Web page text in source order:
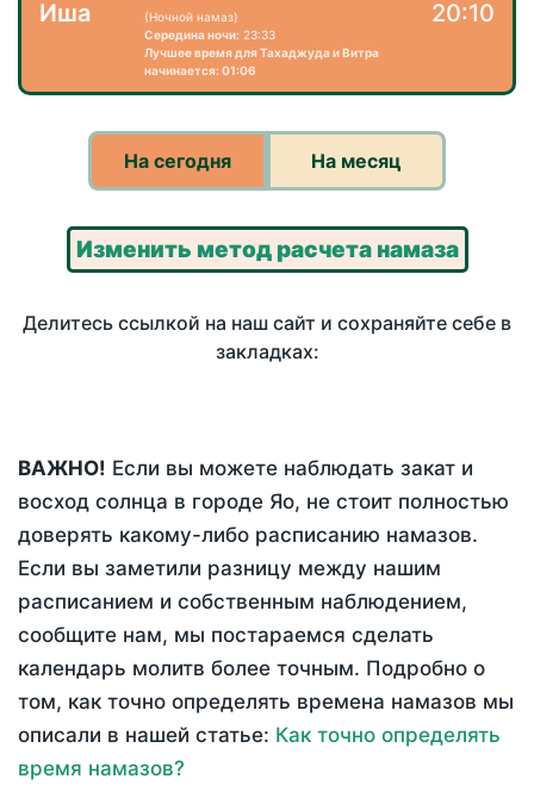
Иша
(Ночной намаз)
Середина ночи: 23:33
Лучшее время для Тахаджуда и Витра
начинается: 01:06
20:10
На сегодня На месяц
Изменить метод расчета намаза
Делитесь ссылкой на наш сайт и сохраняйте себе в
закладках:
ВАЖНО! Если вы можете наблюдать закат и
восход солнца в городе Яо, не стоит полностью
доверять какому-либо расписанию намазов.
Если вы заметили разницу между нашим
расписанием и собственным наблюдением,
сообщите нам, мы постараемся сделать
календарь молитв более точным. Подробно о
том, как точно определять времена намазов мы
описали в нашей статье: Как точно определять
время намазов?